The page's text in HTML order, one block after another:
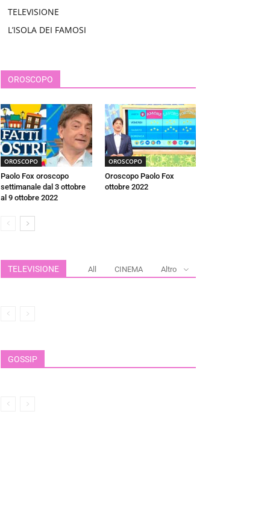
TELEVISIONE
L’ISOLA DEI FAMOSI
OROSCOPO
OROSCOPO
Paolo Fox oroscopo
settimanale dal 3 ottobre
al 9 ottobre 2022
OROSCOPO
Oroscopo Paolo Fox
ottobre 2022
TELEVISIONE All CINEMA Altro
GOSSIP